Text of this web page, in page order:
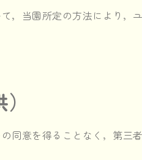
，当園所定の方法により，
同意を得ることなく，第